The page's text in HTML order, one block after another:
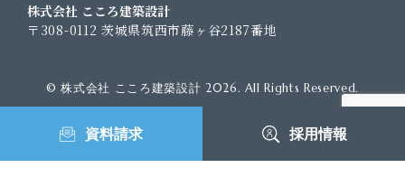
株式会社 こころ建築設計
〒308-0112 茨城県筑西市藤ヶ谷2187番地
© 株式会社 こころ建築設計 2026. All Rights Reserved.
資料請求 採用情報